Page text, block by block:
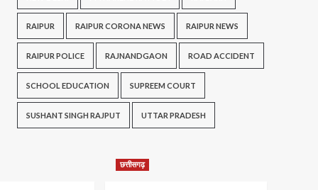
RAIPUR RAIPUR CORONA NEWS RAIPUR NEWS
RAIPUR POLICE RAJNANDGAON ROAD ACCIDENT
SCHOOL EDUCATION SUPREEM COURT
SUSHANT SINGH RAJPUT UTTAR PRADESH
छत्तीसगढ़